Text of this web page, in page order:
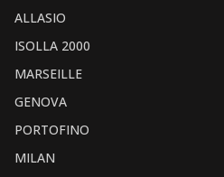
ALLASIO
ISOLLA 2000
MARSEILLE
GENOVA
PORTOFINO
MILAN